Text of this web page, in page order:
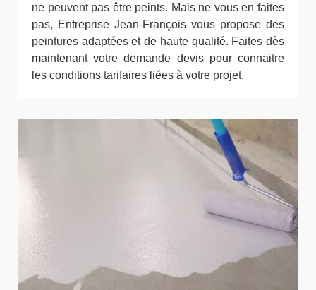
ne peuvent pas être peints. Mais ne vous en faites
pas, Entreprise Jean-François vous propose des
peintures adaptées et de haute qualité. Faites dès
maintenant votre demande devis pour connaitre
les conditions tarifaires liées à votre projet.